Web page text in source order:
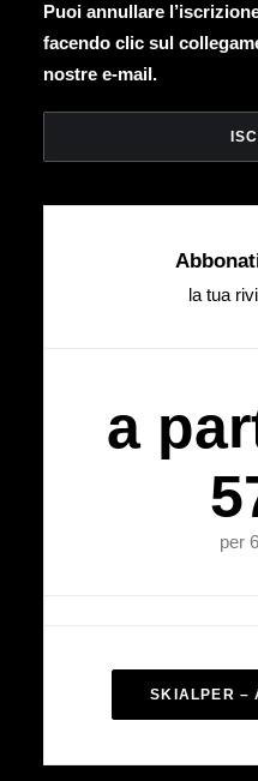
Puoi annullare
facendo clic sul
nostre e-mail.
la tua
a
per
SKIALPER –